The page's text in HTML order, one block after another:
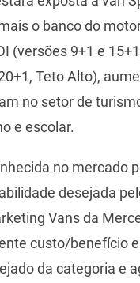
o banco do
(versões 9+1 e
Teto Alto),
no setor de
e escolar.
no mercado
desejada
Vans da
custo/benefício
da categoria e